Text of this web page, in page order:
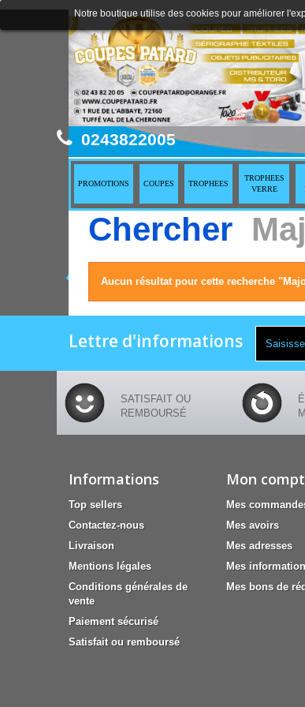
0243822005
PROMOTIONS COUPES TROPHEES
TROPHEES
VERRE
Notre boutique utilise des cookies pour améliorer
Chercher
Aucun résultat pour cette recherche
Lettre d'informations
SATISFAIT OU
REMBOURSÉ
Informations
Top sellers
Contactez-nous
Livraison
Mentions légales
Conditions générales de
vente
Paiement sécurisé
Satisfait ou remboursé
Mon
Mes
Mes avoirs
Mes adresses
Mes
Mes bons de